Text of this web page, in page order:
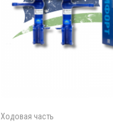
Ходовая часть